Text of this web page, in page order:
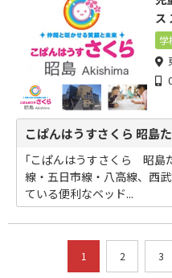
ス
学
こぱんはうすさくら 昭島
｢こぱんはうすさくら 昭島
線・五日市線・八高線、西
ている便利なベッド...
1 2 3